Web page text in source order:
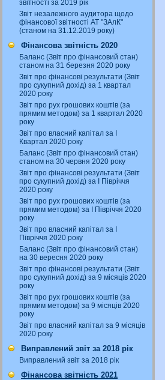
звітності за 2019 рік
Звіт незалежного аудитора щодо
фінансової звітності АТ "ЗАлК"
(станом на 31.12.2019 року)
Фінансова звітність 2020
Баланс (Звіт про фінансовий стан)
станом на 31 березня 2020 року
Звіт про фінансові результати (Звіт
про сукупний дохід) за 1 квартал
2020 року
Звіт про рух грошових коштів (за
прямим методом) за 1 квартал 2020
року
Звіт про власний капітал за І
Квартал 2020 року
Баланс (Звіт про фінансовий стан)
станом на 30 червня 2020 року
Звіт про фінансові результати (Звіт
про сукупний дохід) за І Півріччя
2020 року
Звіт про рух грошових коштів (за
прямим методом) за І Півріччя 2020
року
Звіт про власний капітал за І
Півріччя 2020 року
Баланс (Звіт про фінансовий стан)
на 30 вересня 2020 року
Звіт про фінансові результати (Звіт
про сукупний дохід) за 9 місяців 2020
року
Звіт про рух грошових коштів (за
прямим методом) за 9 місяців 2020
року
Звіт про власний капітал за 9 місяців
2020 року
Виправлений звіт за 2018 рік
Виправлений звіт за 2018 рік
Фінансова звітність 2021